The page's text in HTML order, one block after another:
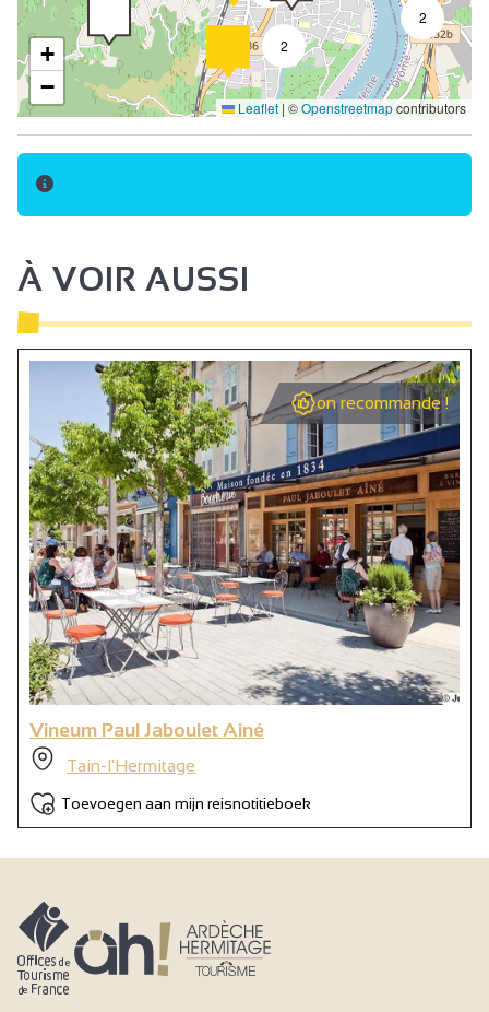
2
2
+
−
Leaflet | ©Openstreetmapcontributors
À VOIR AUSSI
on recommande !
Vineum Paul Jaboulet Aîné
Tain-l'Hermitage
Toevoegen aan mijn reisnotitieboek